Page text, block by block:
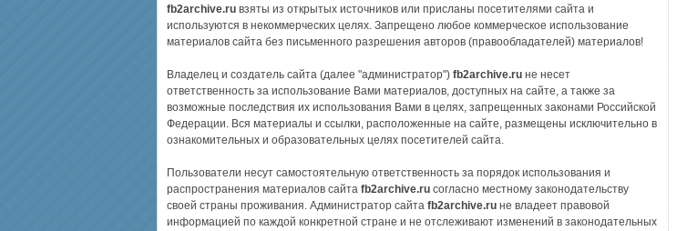
fb2archive.ru взяты из открытых источников или присланы посетителями сайта и
используются в некоммерческих целях. Запрещено любое коммерческое использование
материалов сайта без письменного разрешения авторов (правообладателей) материалов!
Владелец и создатель сайта (далее "администратор") fb2archive.ru не несет
ответственность за использование Вами материалов, доступных на сайте, а также за
возможные последствия их использования Вами в целях, запрещенных законами Российской
Федерации. Вся материалы и ссылки, расположенные на сайте, размещены исключительно в
ознакомительных и образовательных целях посетителей сайта.
Пользователи несут самостоятельную ответственность за порядок использования и
распространения материалов сайта fb2archive.ru согласно местному законодательству
своей страны проживания. Администратор сайта fb2archive.ru не владеет правовой
информацией по каждой конкретной стране и не отслеживают изменений в законодательных